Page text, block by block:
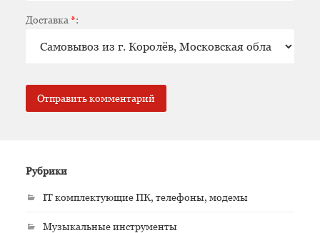
Доставка *:
Рубрики
IT комплектующие ПК, телефоны, модемы
Музыкальные инструменты